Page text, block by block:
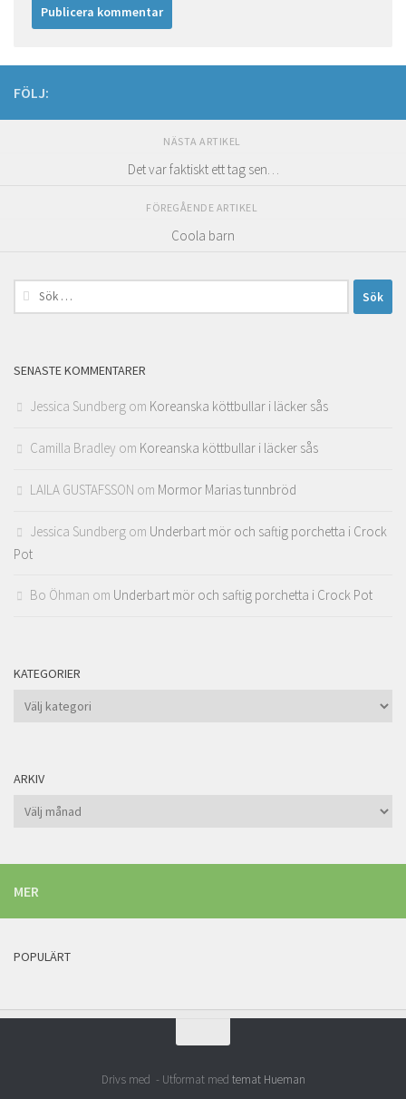
FÖLJ:
NÄSTA ARTIKEL
Det var faktiskt ett tag sen…
FÖREGÅENDE ARTIKEL
Coola barn
Sök
efter:
SENASTE KOMMENTARER
Jessica Sundberg om Koreanska köttbullar i läcker sås
Camilla Bradley om Koreanska köttbullar i läcker sås
LAILA GUSTAFSSON om Mormor Marias tunnbröd
Jessica Sundberg om Underbart mör och saftig porchetta i Crock
Pot
Bo Öhman om Underbart mör och saftig porchetta i Crock Pot
KATEGORIER
Kategorier
ARKIV
Arkiv
MER
POPULÄRT
Drivs med - Utformat med temat Hueman